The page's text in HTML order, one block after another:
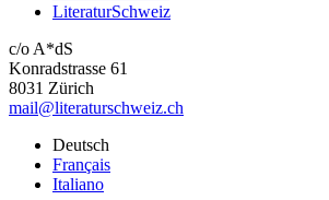
LiteraturSchweiz
c/o A*dS
Konradstrasse 61
8031 Zürich
mail@literaturschweiz.ch
Deutsch
Français
Italiano